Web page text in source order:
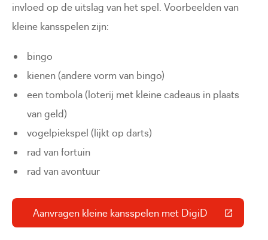
invloed op de uitslag van het spel. Voorbeelden van
kleine kansspelen zijn:
bingo
kienen (andere vorm van bingo)
een tombola (loterij met kleine cadeaus in plaats
van geld)
vogelpiekspel (lijkt op darts)
rad van fortuin
rad van avontuur
Aanvragen kleine kansspelen met DigiD
(Deze link gaat naar een externe